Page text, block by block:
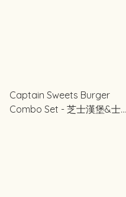
Captain Sweets Burger
Combo Set - 芝士漢堡&士